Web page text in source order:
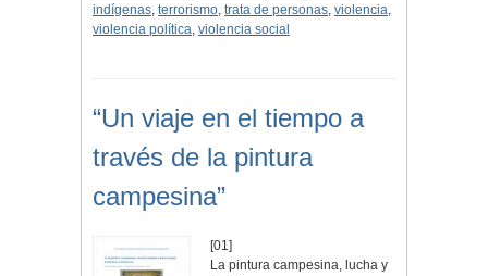
indígenas, terrorismo, trata de personas, violencia,
violencia política, violencia social
“Un viaje en el tiempo a
través de la pintura
campesina”
[01]
La pintura campesina, lucha y